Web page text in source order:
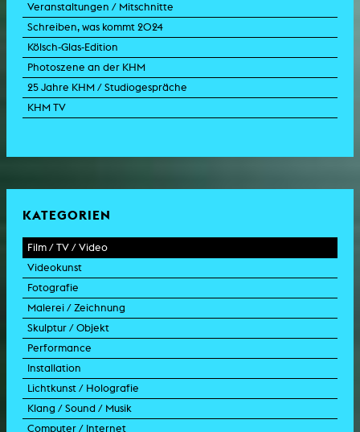
Veranstaltungen / Mitschnitte
Schreiben, was kommt 2024
Kölsch-Glas-Edition
Photoszene an der KHM
25 Jahre KHM / Studiogespräche
KHM TV
KATEGORIEN
Film / TV / Video
Spielfilm
Dokumentarfilm
Doku-Drama
Animation
Experimentalfilm
TV-Format
TV-Design
Werbespot
Trailer für Film
Videokunst
Experimentalfilm
Videoarbeit
Videoperformance
Videoinstallation
Videoskulptur
Fotografie
Fotoarbeit
Dokumentarfotografie
Fotoinstallation
Malerei / Zeichnung
Malerei
Zeichnung
Collage
Grafik
Skulptur / Objekt
Skulptur
Objekt
Modell
Performance
Intervention
Szenografie
aktion
Performance-Vortrag
Installation
Kunst im öffentlichen Raum
Videoinstallation
Installation
Lichtkunst / Holografie
Lichtinstallation
Holografische Arbeit
Klang / Sound / Musik
Soundtrack
Computer / Internet